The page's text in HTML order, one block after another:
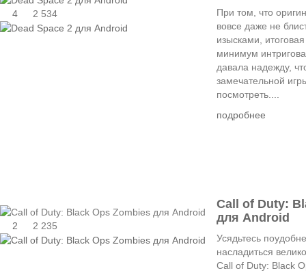
4 2 534
При том, что
вовсе даже не
изысками,
минимум
давала надежду,
замечательной
посмотреть....
подробнее
2 2 235
Call of Duty:
для Android
Усядьтесь
насладиться
Call of Duty: Black